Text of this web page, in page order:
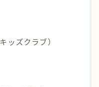
ッズクラブ）